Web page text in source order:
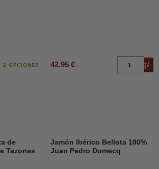
2 OPCIONES 42,95 €
de
Tazones
Jamón Ibérico Bellota 100%
Juan Pedro Domecq